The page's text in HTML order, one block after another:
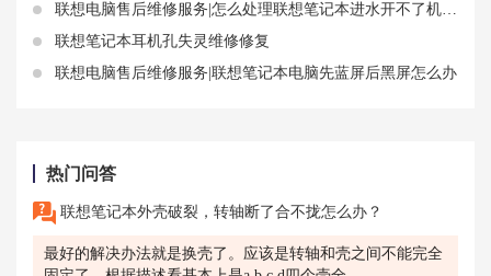
联想电脑售后维修服务|怎么处理联想笔记本进水开不了机故障
联想笔记本耳机孔失灵维修修复
联想电脑售后维修服务|联想笔记本电脑先蓝屏后黑屏怎么办
热门问答
联想笔记本外壳破裂，转轴断了合不拢怎么办？
最好的解决办法就是换壳了。应该是转轴和壳之间不能完全